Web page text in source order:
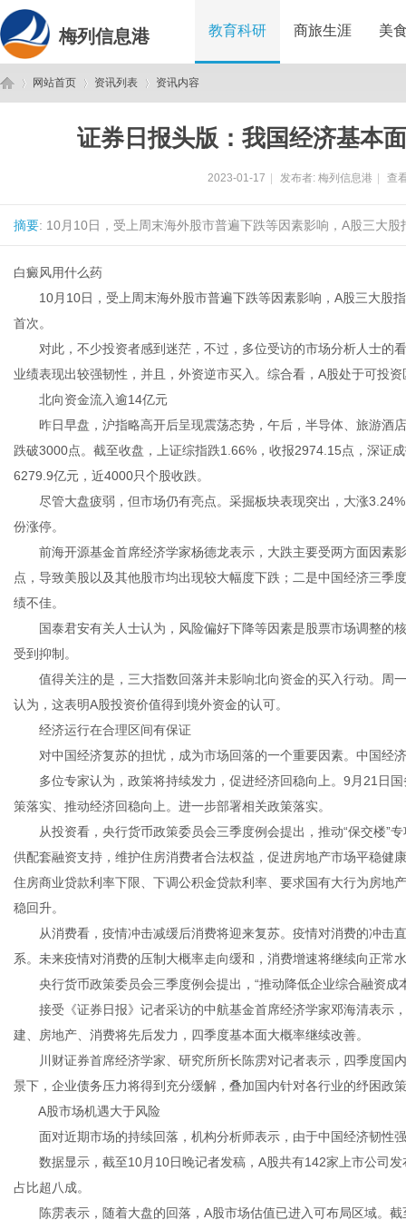
梅列信息港 教育科研 商旅生涯 美
网站首页 资讯列表 资讯内容
证券日报头版：我国经济基本
2023-01-17 发布者: 梅列信息港 查
摘要: 10月10日，受上周末海外股市普遍下跌等因素影响，A股三大
白癜风用什么药
10月10日，受上周末海外股市普遍下跌等因素影响，A股三大股
首次。
对此，不少投资者感到迷茫，不过，多位受访的市场分析人士的
业绩表现出较强韧性，并且，外资逆市买入。综合看，A股处于可投
北向资金流入逾14亿元
昨日早盘，沪指略高开后呈现震荡态势，午后，半导体、旅游酒
跌破3000点。截至收盘，上证综指跌1.66%，收报2974.15点，深证
6279.9亿元，近4000只个股收跌。
尽管大盘疲弱，但市场仍有亮点。采掘板块表现突出，大涨
份涨停。
前海开源基金首席经济学家杨德龙表示，大跌主要受两方面因素
点，导致美股以及其他股市均出现较大幅度下跌；二是中国经济三季
绩不佳。
国泰君安有关人士认为，风险偏好下降等因素是股票市场调整的
受到抑制。
值得关注的是，三大指数回落并未影响北向资金的买入行动。周
认为，这表明A股投资价值得到境外资金的认可。
经济运行在合理区间有保证
对中国经济复苏的担忧，成为市场回落的一个重要因素。中国经
多位专家认为，政策将持续发力，促进经济回稳向上。9月21日国
策落实、推动经济回稳向上。进一步部署相关政策落实。
从投资看，央行货币政策委员会三季度例会提出，推动“保交楼”
供配套融资支持，维护住房消费者合法权益，促进房地产市场平稳健
住房商业贷款利率下限、下调公积金贷款利率、要求国有大行为房地
稳回升。
从消费看，疫情冲击减缓后消费将迎来复苏。疫情对消费的冲击
系。未来疫情对消费的压制大概率走向缓和，消费增速将继续向正常
央行货币政策委员会三季度例会提出，“推动降低企业综合融资成
接受《证券日报》记者采访的中航基金首席经济学家邓海清表示
建、房地产、消费将先后发力，四季度基本面大概率继续改善。
川财证券首席经济学家、研究所所长陈雳对记者表示，四季度国
景下，企业债务压力将得到充分缓解，叠加国内针对各行业的纾困政
A股市场机遇大于风险
面对近期市场的持续回落，机构分析师表示，由于中国经济韧性
数据显示，截至10月10日晚记者发稿，A股共有142家上市公司发
占比超八成。
陈雳表示，随着大盘的回落，A股市场估值已进入可布局区域。截